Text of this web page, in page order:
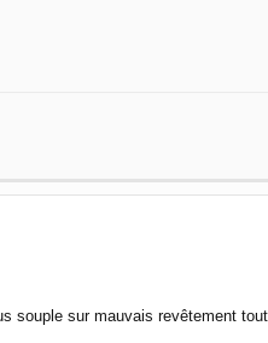
souple sur mauvais revêtement